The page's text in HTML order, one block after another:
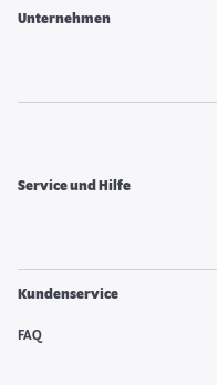
Unternehmen
Service und Hilfe
Kundenservice
FAQ